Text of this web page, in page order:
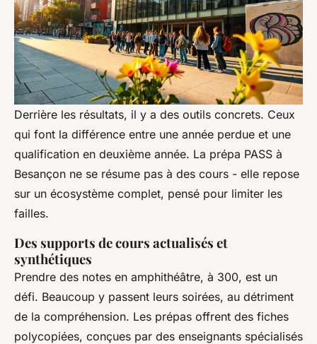
Derrière les résultats, il y a des outils concrets. Ceux
qui font la différence entre une année perdue et une
qualification en deuxième année. La prépa PASS à
Besançon ne se résume pas à des cours - elle repose
sur un écosystème complet, pensé pour limiter les
failles.
Des supports de cours actualisés et
synthétiques
Prendre des notes en amphithéâtre, à 300, est un
défi. Beaucoup y passent leurs soirées, au détriment
de la compréhension. Les prépas offrent des fiches
polycopiées, conçues par des enseignants spécialisés